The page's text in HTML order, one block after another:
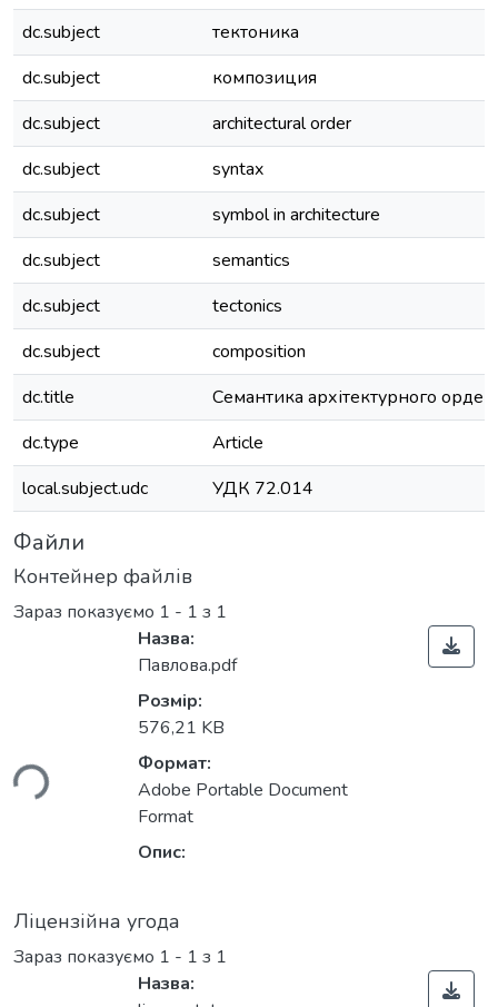
dc.subject
тектоника
dc.subject
композиция
dc.subject
architectural order
dc.subject
syntax
dc.subject
symbol in architecture
dc.subject
semantics
dc.subject
tectonics
dc.subject
composition
dc.title
Семантика архітектурного
dc.type
Article
local.subject.udc
УДК 72.014
Файли
Контейнер файлів
Зараз показуємо 1 - 1 з 1
Назва:
Павлова.pdf
Розмір:
576,21 KB
Формат:
Adobe Portable Document
Format
Опис:
Ліцензійна угода
Зараз показуємо 1 - 1 з 1
Назва: